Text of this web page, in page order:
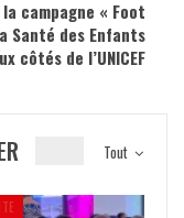
campagne « Foot
Santé des Enfants
côtés de l’UNICEF
Tout